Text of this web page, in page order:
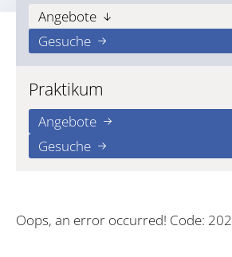
Angebote
Gesuche
Praktikum
Angebote
Gesuche
Oops, an error occurred! Code: